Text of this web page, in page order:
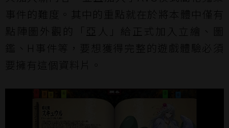
事件的難度。其中的重點就在於將本體中僅有
點陣圖外觀的「亞人」給正式加入立繪、圖
鑑、H事件等，要想獲得完整的遊戲體驗必須
要擁有這個資料片。